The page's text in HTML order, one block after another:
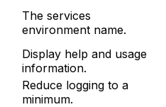
The services
environment name.
Display help and usage
information.
Reduce logging to a
minimum.